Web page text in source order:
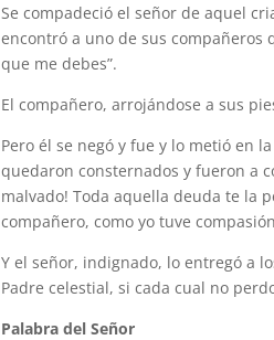
Se compadeció el señor de aquel
encontró a uno de sus compañeros
que me debes”.
El compañero, arrojándose a sus
Pero él se negó y fue y lo metió en
quedaron consternados y fueron a
malvado! Toda aquella deuda te la
compañero, como yo tuve
Y el señor, indignado, lo entregó a
Padre celestial, si cada cual no
Palabra del Señor